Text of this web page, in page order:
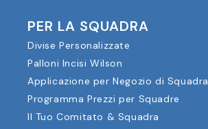
PER LA SQUADRA
Divise Personalizzate
Palloni Incisi Wilson
Applicazione per Negozio di Squadra
Programma Prezzi per Squadre
Il Tuo Comitato & Squadra